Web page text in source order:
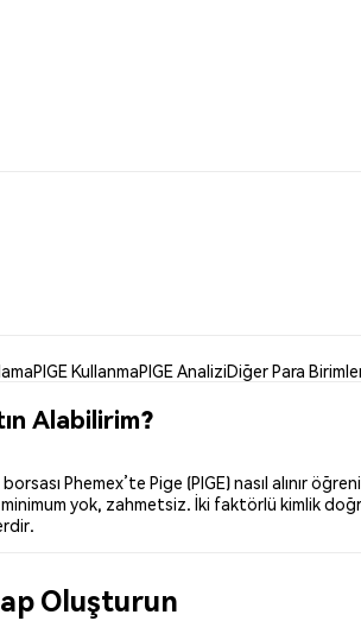
PIGE KullanmaPIGE AnaliziDiğer Para
Alabilirim?
Phemex’te Pige (PIGE) nasıl alınır
yok, zahmetsiz. İki faktörlü kimlik
Oluşturun